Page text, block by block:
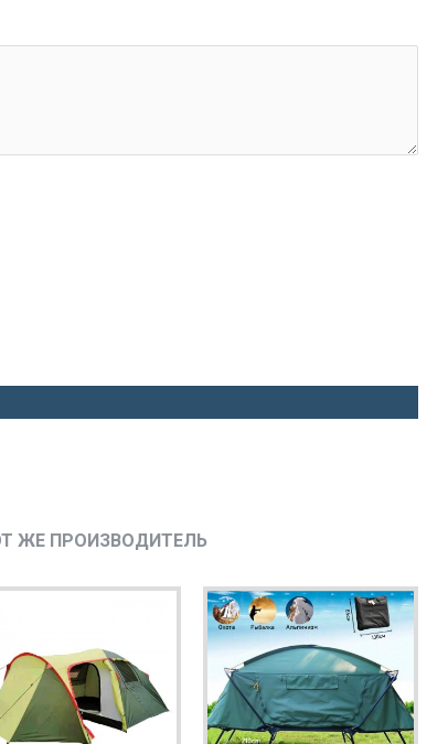
ЖЕ ПРОИЗВОДИТЕЛЬ